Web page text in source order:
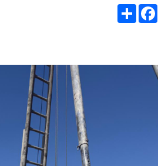
Share